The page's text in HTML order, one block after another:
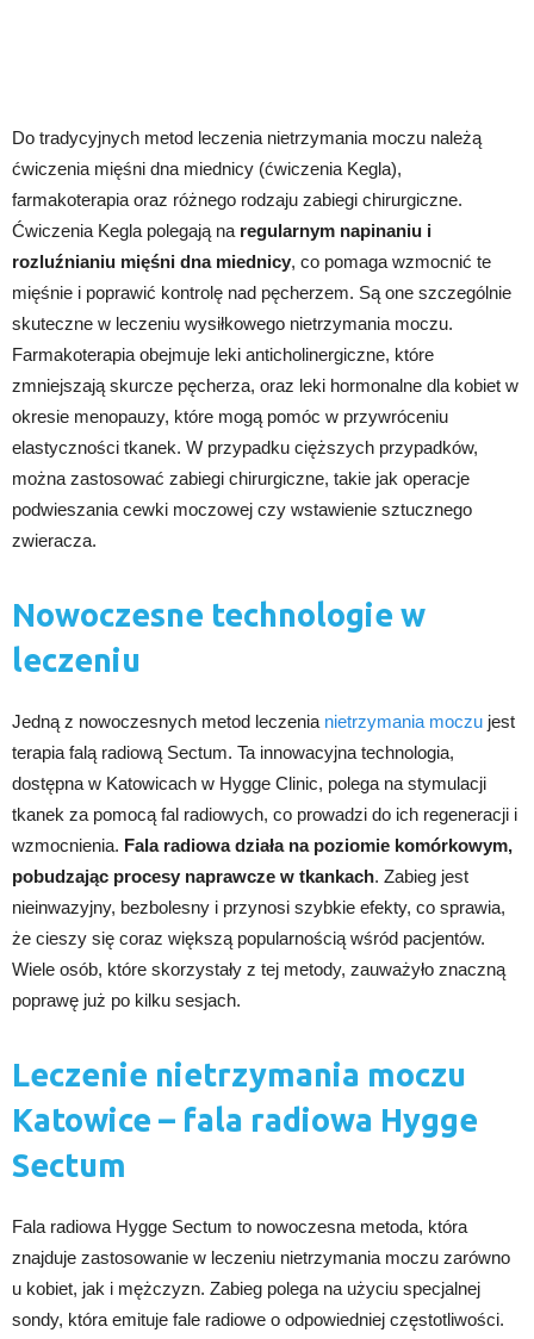
Do tradycyjnych metod leczenia nietrzymania moczu należą
ćwiczenia mięśni dna miednicy (ćwiczenia Kegla),
farmakoterapia oraz różnego rodzaju zabiegi chirurgiczne.
Ćwiczenia Kegla polegają na regularnym napinaniu i
rozluźnianiu mięśni dna miednicy, co pomaga wzmocnić te
mięśnie i poprawić kontrolę nad pęcherzem. Są one szczególnie
skuteczne w leczeniu wysiłkowego nietrzymania moczu.
Farmakoterapia obejmuje leki anticholinergiczne, które
zmniejszają skurcze pęcherza, oraz leki hormonalne dla kobiet w
okresie menopauzy, które mogą pomóc w przywróceniu
elastyczności tkanek. W przypadku cięższych przypadków,
można zastosować zabiegi chirurgiczne, takie jak operacje
podwieszania cewki moczowej czy wstawienie sztucznego
zwieracza.
Nowoczesne technologie w
leczeniu
Jedną z nowoczesnych metod leczenia nietrzymania moczu jest
terapia falą radiową Sectum. Ta innowacyjna technologia,
dostępna w Katowicach w Hygge Clinic, polega na stymulacji
tkanek za pomocą fal radiowych, co prowadzi do ich regeneracji i
wzmocnienia. Fala radiowa działa na poziomie komórkowym,
pobudzając procesy naprawcze w tkankach. Zabieg jest
nieinwazyjny, bezbolesny i przynosi szybkie efekty, co sprawia,
że cieszy się coraz większą popularnością wśród pacjentów.
Wiele osób, które skorzystały z tej metody, zauważyło znaczną
poprawę już po kilku sesjach.
Leczenie nietrzymania moczu
Katowice – fala radiowa Hygge
Sectum
Fala radiowa Hygge Sectum to nowoczesna metoda, która
znajduje zastosowanie w leczeniu nietrzymania moczu zarówno
u kobiet, jak i mężczyzn. Zabieg polega na użyciu specjalnej
sondy, która emituje fale radiowe o odpowiedniej częstotliwości.